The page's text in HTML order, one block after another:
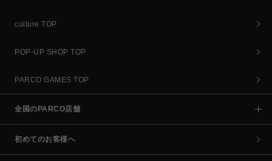
culture TOP
POP-UP SHOP TOP
PARCO GAMES TOP
全国のPARCO店舗
初めてのお客様へ